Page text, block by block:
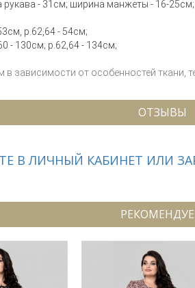
- 31см; ширина манжеты - 16-25см;
р.62,64 - 54см;
- 130см; р.62,64 - 134см;
зависимости от особенностей ткани,
ОТЗЫВЫ
В ЛИЧНЫЙ КАБИНЕТ ИЛИ